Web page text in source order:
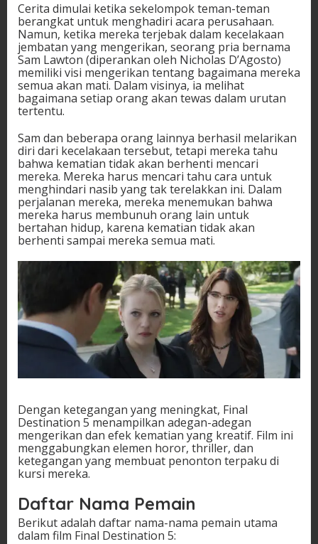
Cerita dimulai ketika sekelompok teman-teman
berangkat untuk menghadiri acara perusahaan.
Namun, ketika mereka terjebak dalam kecelakaan
jembatan yang mengerikan, seorang pria bernama
Sam Lawton (diperankan oleh Nicholas D’Agosto)
memiliki visi mengerikan tentang bagaimana mereka
semua akan mati. Dalam visinya, ia melihat
bagaimana setiap orang akan tewas dalam urutan
tertentu.
Sam dan beberapa orang lainnya berhasil melarikan
diri dari kecelakaan tersebut, tetapi mereka tahu
bahwa kematian tidak akan berhenti mencari
mereka. Mereka harus mencari tahu cara untuk
menghindari nasib yang tak terelakkan ini. Dalam
perjalanan mereka, mereka menemukan bahwa
mereka harus membunuh orang lain untuk
bertahan hidup, karena kematian tidak akan
berhenti sampai mereka semua mati.
Dengan ketegangan yang meningkat, Final
Destination 5 menampilkan adegan-adegan
mengerikan dan efek kematian yang kreatif. Film ini
menggabungkan elemen horor, thriller, dan
ketegangan yang membuat penonton terpaku di
kursi mereka.
Daftar Nama Pemain
Berikut adalah daftar nama-nama pemain utama
dalam film Final Destination 5: